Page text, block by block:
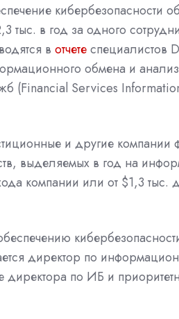
кибербезопасности
тыс. в год за одного
в отчетеспециалистов
обмена и
(Financial Services
и другие
выделяемых в год на
компании или от $1,3 тыс.
директор по
директора по ИБ и